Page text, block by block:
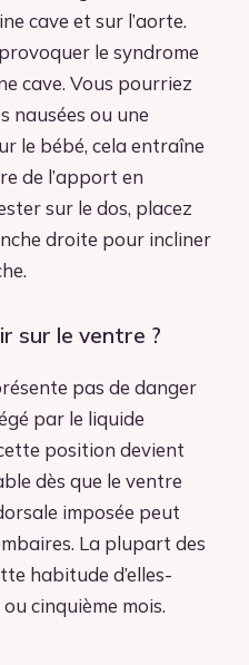
cave et sur l’aorte.
le syndrome
cave. Vous pourriez
nausées ou une
le bébé, cela entraîne
de l’apport en
sur le dos, placez
droite pour incliner
sur le ventre ?
pas de danger
par le liquide
position devient
dès que le ventre
imposée peut
La plupart des
habitude d’elles-
cinquième mois.